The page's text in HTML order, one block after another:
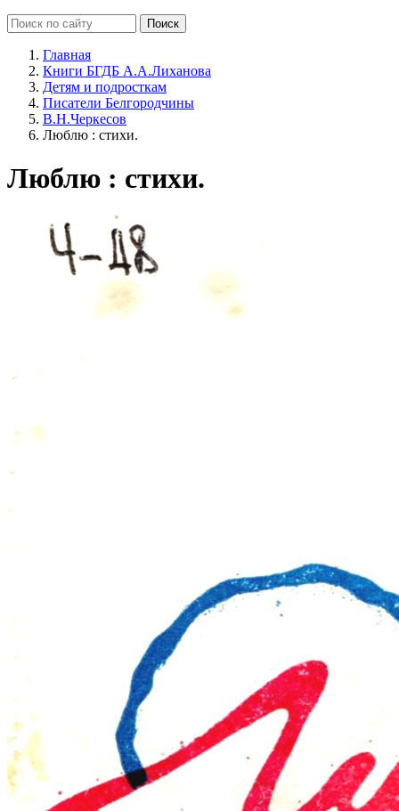
Главная
Книги БГДБ А.А.Лиханова
Детям и подросткам
Писатели Белгородчины
В.Н.Черкесов
Люблю : стихи.
Люблю : стихи.